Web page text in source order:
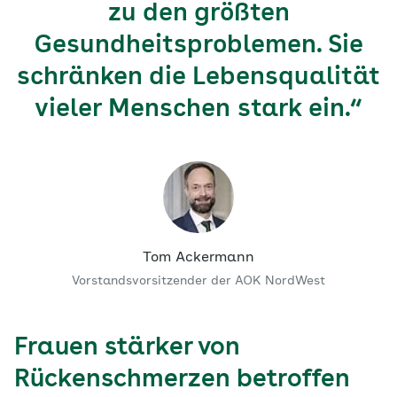
zu den größten
Gesundheitsproblemen. Sie
schränken die Lebensqualität
vieler Menschen stark ein.“
Tom Ackermann
Vorstandsvorsitzender der AOK NordWest
Frauen stärker von
Rückenschmerzen betroffen